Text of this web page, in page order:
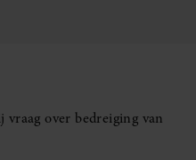
over bedreiging van